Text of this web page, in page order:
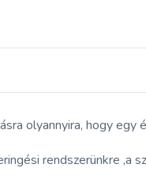
olyannyira, hogy egy
rendszerünkre ,a